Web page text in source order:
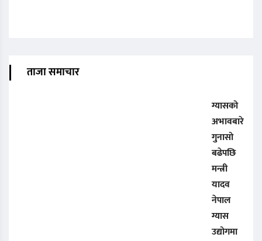
ताजा समाचार
ग्यासको
अभावबारे
गुनासो
बढेपछि
मन्त्री
यादव
नेपाल
ग्यास
उद्योगमा